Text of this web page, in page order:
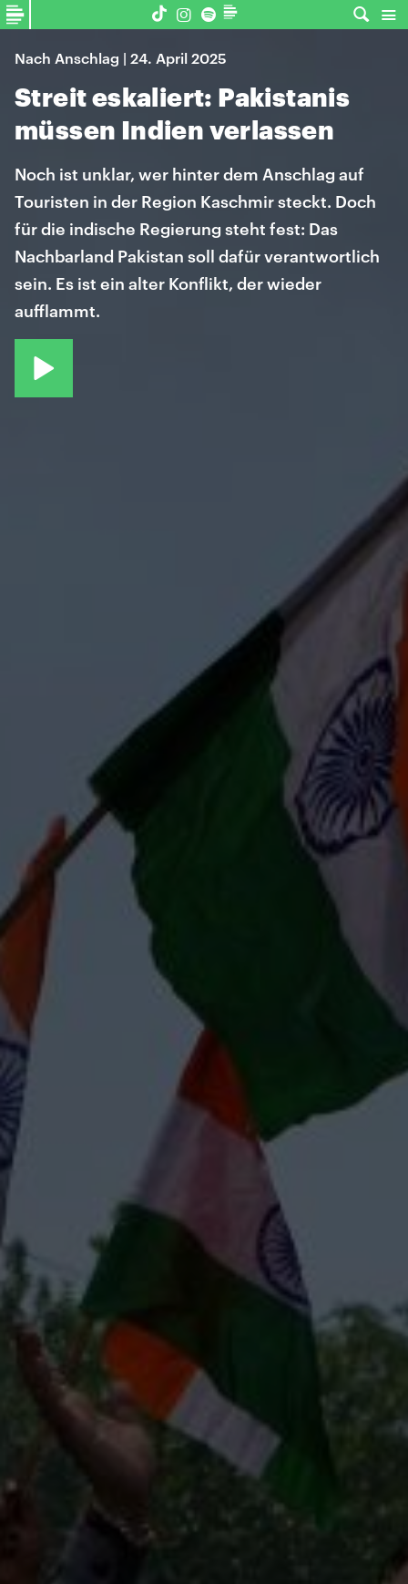
Nach Anschlag | 24. April 2025
Streit eskaliert: Pakistanis
müssen Indien verlassen
Noch ist unklar, wer hinter dem Anschlag auf
Touristen in der Region Kaschmir steckt. Doch
für die indische Regierung steht fest: Das
Nachbarland Pakistan soll dafür verantwortlich
sein. Es ist ein alter Konflikt, der wieder
aufflammt.